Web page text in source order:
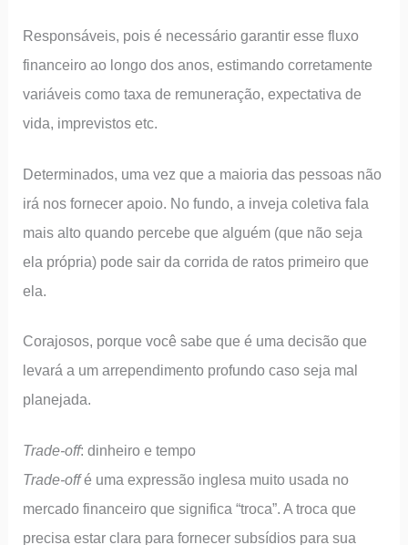
Responsáveis, pois é necessário garantir esse fluxo
financeiro ao longo dos anos, estimando corretamente
variáveis como taxa de remuneração, expectativa de
vida, imprevistos etc.
Determinados, uma vez que a maioria das pessoas não
irá nos fornecer apoio. No fundo, a inveja coletiva fala
mais alto quando percebe que alguém (que não seja
ela própria) pode sair da corrida de ratos primeiro que
ela.
Corajosos, porque você sabe que é uma decisão que
levará a um arrependimento profundo caso seja mal
planejada.
Trade-off: dinheiro e tempo
Trade-offé uma expressão inglesa muito usada no
mercado financeiro que significa “troca”. A troca que
precisa estar clara para fornecer subsídios para sua